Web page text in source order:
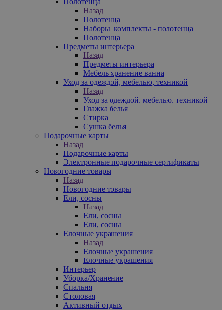
Назад
Полотенца
Наборы, комплекты - полотенца
Полотенца
Предметы интерьера
Назад
Предметы интерьера
Мебель хранение ванна
Уход за одеждой, мебелью, техникой
Назад
Уход за одеждой, мебелью, техникой
Глажка белья
Стирка
Сушка белья
Подарочные карты
Назад
Подарочные карты
Электронные подарочные сертификаты
Новогодние товары
Назад
Новогодние товары
Ели, сосны
Назад
Ели, сосны
Ели, сосны
Елочные украшения
Назад
Елочные украшения
Елочные украшения
Интерьер
Уборка/Хранение
Спальня
Столовая
Активный отдых